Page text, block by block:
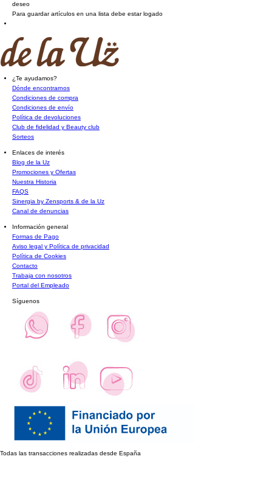
deseo
Para guardar artículos en una lista debe estar logado
¿Te ayudamos?
Dónde encontrarnos
Condiciones de compra
Condiciones de envío
Política de devoluciones
Club de fidelidad y Beauty club
Sorteos
Enlaces de interés
Blog de la Uz
Promociones y Ofertas
Nuestra Historia
FAQS
Sinergia by Zensports & de la Uz
Canal de denuncias
Información general
Formas de Pago
Aviso legal y Política de privacidad
Política de Cookies
Contacto
Trabaja con nosotros
Portal del Empleado
Síguenos
Todas las transacciones realizadas desde España